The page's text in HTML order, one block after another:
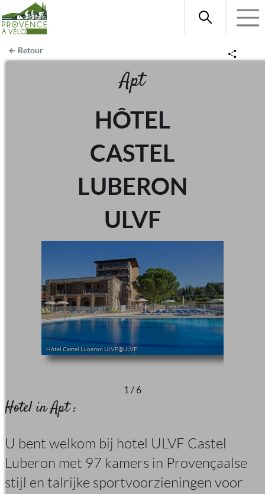
Retour
Apt
HÔTEL
CASTEL
LUBERON
ULVF
Hôtel Castel Luberon ULVF@ULVF
1 / 6
Hotel in Apt :
U bent welkom bij hotel ULVF Castel
Luberon met 97 kamers in Provençaalse
stijl en talrijke sportvoorzieningen voor